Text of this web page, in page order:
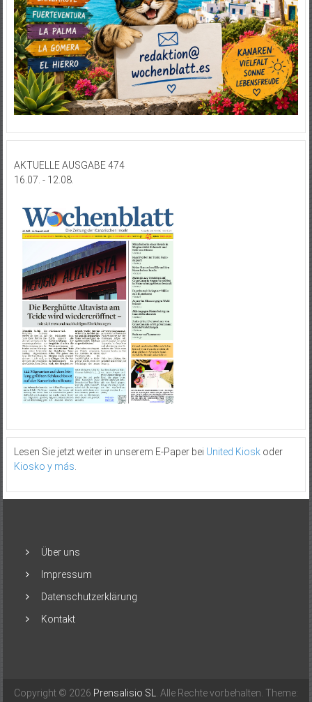
AKTUELLE AUSGABE 474
16.07. - 12.08.
Lesen Sie jetzt weiter in unserem E-Paper bei United Kioskoder
Kiosko y más.
Über uns
Impressum
Datenschutzerklärung
Kontakt
Copyright © 2026 Prensalisio SL. Alle Rechte vorbehalten. Theme: